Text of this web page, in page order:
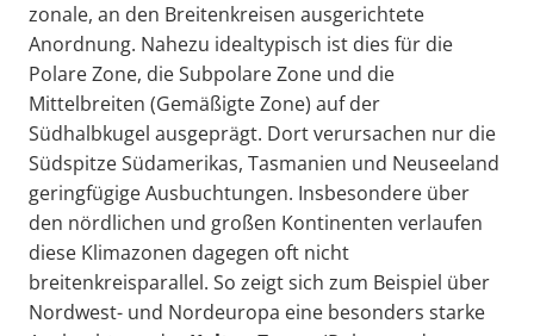
zonale, an den Breitenkreisen ausgerichtete
Anordnung. Nahezu idealtypisch ist dies für die
Polare Zone, die Subpolare Zone und die
Mittelbreiten (Gemäßigte Zone) auf der
Südhalbkugel ausgeprägt. Dort verursachen nur die
Südspitze Südamerikas, Tasmanien und Neuseeland
geringfügige Ausbuchtungen. Insbesondere über
den nördlichen und großen Kontinenten verlaufen
diese Klimazonen dagegen oft nicht
breitenkreisparallel. So zeigt sich zum Beispiel über
Nordwest- und Nordeuropa eine besonders starke